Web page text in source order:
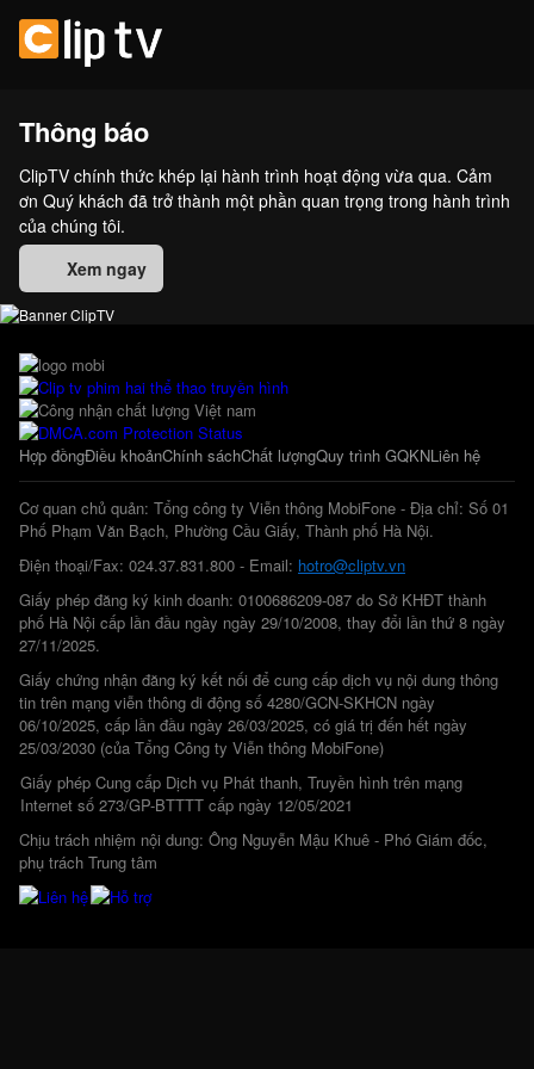
Thông báo
ClipTV chính thức khép lại hành trình hoạt động vừa qua. Cảm
ơn Quý khách đã trở thành một phần quan trọng trong hành trình
của chúng tôi.
Xem ngay
Hợp đồngĐiều khoảnChính sáchChất lượngQuy trình GQKNLiên hệ
Cơ quan chủ quản: Tổng công ty Viễn thông MobiFone - Địa chỉ: Số 01
Phố Phạm Văn Bạch, Phường Cầu Giấy, Thành phố Hà Nội.
Điện thoại/Fax: 024.37.831.800 - Email: hotro@cliptv.vn
Giấy phép đăng ký kinh doanh: 0100686209-087 do Sở KHĐT thành
phố Hà Nội cấp lần đầu ngày ngày 29/10/2008, thay đổi lần thứ 8 ngày
27/11/2025.
Giấy chứng nhận đăng ký kết nối để cung cấp dịch vụ nội dung thông
tin trên mạng viễn thông di động số 4280/GCN-SKHCN ngày
06/10/2025, cấp lần đầu ngày 26/03/2025, có giá trị đến hết ngày
25/03/2030 (của Tổng Công ty Viễn thông MobiFone)
Giấy phép Cung cấp Dịch vụ Phát thanh, Truyền hình trên mạng
Internet số 273/GP-BTTTT cấp ngày 12/05/2021
Chịu trách nhiệm nội dung: Ông Nguyễn Mậu Khuê - Phó Giám đốc,
phụ trách Trung tâm